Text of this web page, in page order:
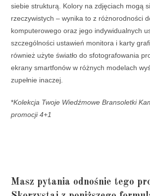
siebie strukturą. Kolory na zdjęciach mogą
rzeczywistych – wynika to z różnorodności
komputerowego oraz jego indywidualnych
szczególności ustawień monitora i karty
również użyte światło do sfotografowania
ekrany smartfonów w różnych modelach
zupełnie inaczej.
*Kolekcja Twoje Wiedźmowe Bransoletki
promocji 4+1
Masz pytania odnośnie tego